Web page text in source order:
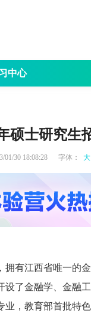
中心
招生简章
硕士研究生
01/30 18:08:28 字体： 大
拥有江西省唯一的
了金融学、金融
，教育部首批特